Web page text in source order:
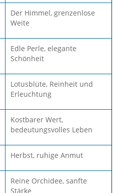
Der Himmel, grenzenlose
Weite
Edle Perle, elegante
Schönheit
Lotusblüte, Reinheit und
Erleuchtung
Kostbarer Wert,
bedeutungsvolles Leben
Herbst, ruhige Anmut
Reine Orchidee, sanfte
Stärke